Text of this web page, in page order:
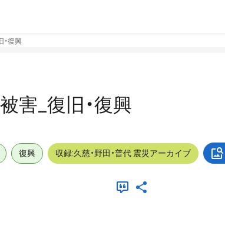
・復興
害_復旧・復興
復興 収録:久慈・野田・普代 震災アーカイブ